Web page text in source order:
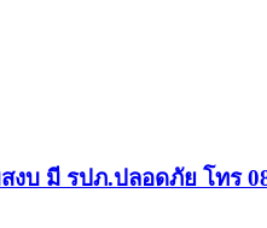
บ มี รปภ.ปลอดภัย โทร